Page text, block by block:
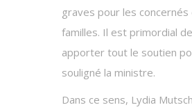
graves pour les
familles. Il est primordial
apporter tout le soutien
souligné la ministre.
Dans ce sens, Lydia